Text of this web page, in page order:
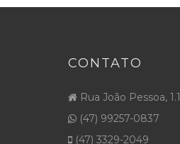
CONTATO
Rua João Pessoa,
(47) 99257-0837
(47) 3329-2049